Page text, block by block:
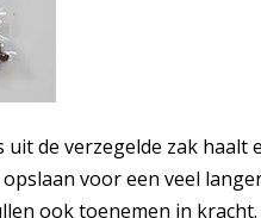
de verzegelde zak haalt
voor een veel
ook toenemen in